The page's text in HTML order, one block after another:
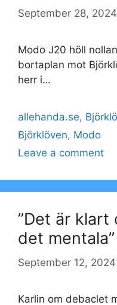
September 28, 2024
Modo J20 höll
bortaplan mot
herr i…
Categories
allehanda.se,
Tags
Björklöven, Modo
Leave a comment
”Det är klart
det mentala”
September 12, 2024
Karlin om debaclet